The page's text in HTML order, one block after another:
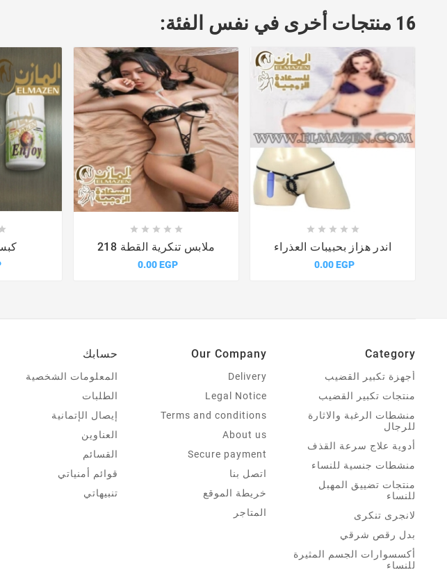
16 منتجات أخرى في نفس الفئة:

    
ملابس تنكرية القطة 218
0.00 EGP

    
اندر هزاز بحبيبات العذراء
0.00 EGP
Category
أجهزة تكبير القضيب
منتجات تكبير القضيب
منشطات الرغبة والاثارة
للرجال
أدوية علاج سرعة القذف
منشطات جنسية للنساء
منتجات تضييق المهبل
للنساء
لانجرى تنكرى
بدل رقص شرقي
أكسسوارات الجسم المثيرة
للنساء
Our Company
Delivery
Legal Notice
Terms and conditions
About us
Secure payment
اتصل بنا
خريطة الموقع
المتاجر
حسابك
المعلومات الشخصية
الطلبات
إيصال الإتمانية
العناوين
القسائم
قوائم أمنياتي
تنبيهاتي